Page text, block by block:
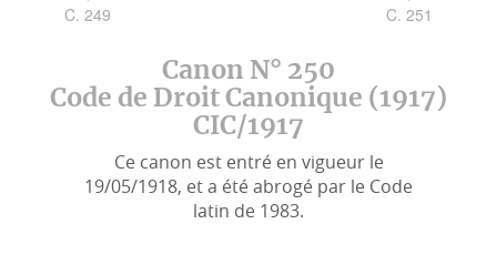
Ressources
C. 249 C. 251
Canon N° 250
Code de Droit Canonique (1917)
CIC/1917
Ce canon est entré en vigueur le
19/05/1918, et a été abrogé par le Code
latin de 1983.